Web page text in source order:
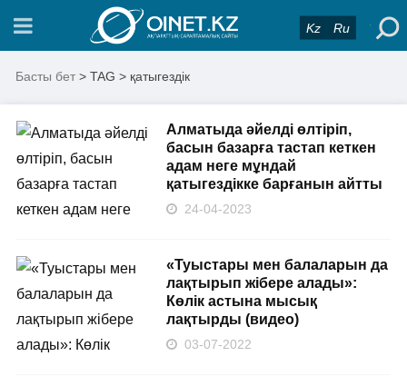
Kz Ru
Басты бет > TAG > қатыгездік
Алматыда әйелді өлтіріп,
басын базарға тастап кеткен
адам неге мұндай
қатыгездікке барғанын айтты
24-04-2023
«Туыстары мен балаларын да
лақтырып жібере алады»:
Көлік астына мысық
лақтырды (видео)
03-07-2022